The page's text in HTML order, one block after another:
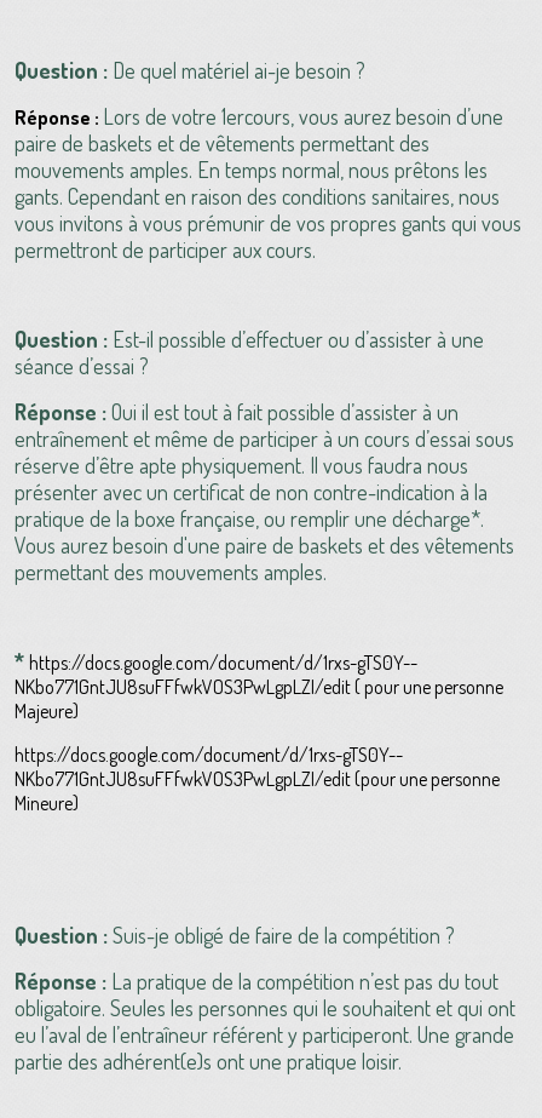
Question : De quel matériel ai-je besoin ?
Réponse : Lors de votre 1ercours, vous aurez besoin d’une
paire de baskets et de vêtements permettant des
mouvements amples. En temps normal, nous prêtons les
gants. Cependant en raison des conditions sanitaires, nous
vous invitons à vous prémunir de vos propres gants qui vous
permettront de participer aux cours.
Question : Est-il possible d’effectuer ou d’assister à une
séance d’essai ?
Réponse :Oui il est tout à fait possible d’assister à un
entraînement et même de participer à un cours d’essai sous
réserve d’être apte physiquement. Il vous faudra nous
présenter avec un certificat de non contre-indication à la
pratique de la boxe française, ou remplir une décharge*.
Vous aurez besoin d'une paire de baskets et des vêtements
permettant des mouvements amples.
* https://docs.google.com/document/d/1rxs-gTS0Y--
NKbo771GntJU8suFFfwkVOS3PwLgpLZI/edit ( pour une personne
Majeure)
https://docs.google.com/document/d/1rxs-gTS0Y--
NKbo771GntJU8suFFfwkVOS3PwLgpLZI/edit (pour une personne
Mineure)
Question :Suis-je obligé de faire de la compétition ?
Réponse : La pratique de la compétition n’est pas du tout
obligatoire. Seules les personnes qui le souhaitent et qui ont
eu l’aval de l’entraîneur référent y participeront. Une grande
partie des adhérent(e)s ont une pratique loisir.